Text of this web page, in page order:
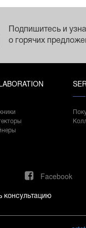
Подпишитесь и
о горячих
Facebook
консультацию